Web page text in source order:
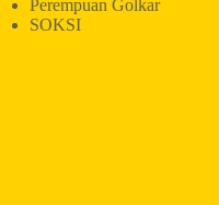
Perempuan Golkar
SOKSI